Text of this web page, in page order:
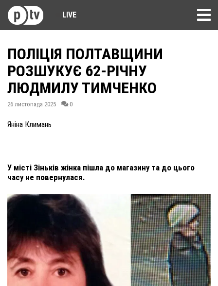
LIVE
ПОЛІЦІЯ ПОЛТАВЩИНИ
РОЗШУКУЄ 62-РІЧНУ
ЛЮДМИЛУ ТИМЧЕНКО
26 листопада 2025 0
Яніна Климань
У місті Зіньків жінка пішла до магазину та до цього
часу не повернулася.